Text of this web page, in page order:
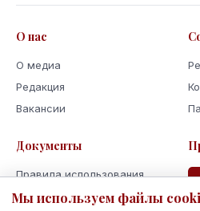
О нас
О медиа
Редакция
Вакансии
Документы
Правила использования
Политика
Мы используем файлы